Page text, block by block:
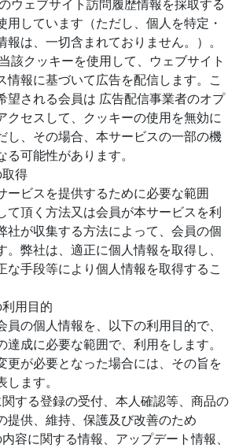
ウェブサイト訪問履歴情報を採取する
用しています（ただし、個人を特定・
は、一切含まれておりません。）。
該クッキーを使用して、ウェブサイト
情報に基づいて広告を配信します。こ
望される会員は 広告配信事業者のオプ
クセスして、クッキーの使用を無効に
し、その場合、本サービスの一部の機
可能性があります。
得
ービスを提供するために必要な範囲
て頂く方法又は会員が本サービスを利
社が収集する方法によって、会員の個
。弊社は、適正に個人情報を取得し、
な手段等により個人情報を取得するこ
用目的
の個人情報を、以下の利用目的で、
達成に必要な範囲で、利用をします。
更が必要となった場合には、その旨を
ます。
関する登録の受付、本人確認等、商品の
提供、維持、保護及び改善のため
容に関する情報、アップデート情報、